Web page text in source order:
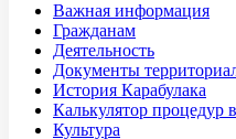
Важная информация
Гражданам
Деятельность
Документы
История Карабулака
Калькулятор процедур
Культура